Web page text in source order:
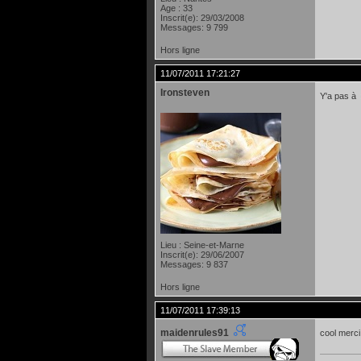
Age : 33
Inscrit(e): 29/03/2008
Messages: 9 799
Hors ligne
11/07/2011 17:21:27
Ironsteven
Lieu : Seine-et-Marne
Inscrit(e): 29/06/2007
Messages: 9 837
Y'a pas à
Hors ligne
11/07/2011 17:39:13
maidenrules91 cool merci